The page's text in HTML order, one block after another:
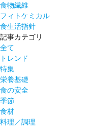
食物繊維
フィトケミカル
食生活指針
記事カテゴリ
全て
トレンド
特集
栄養基礎
食の安全
季節
食材
料理／調理